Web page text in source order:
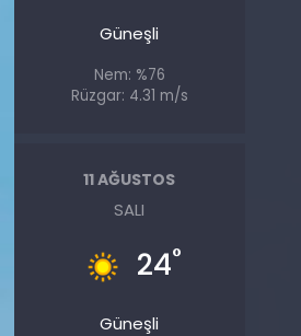
Güneşli
Nem: %76
Rüzgar: 4.31 m/s
11 AĞUSTOS
SALI
24°
Güneşli